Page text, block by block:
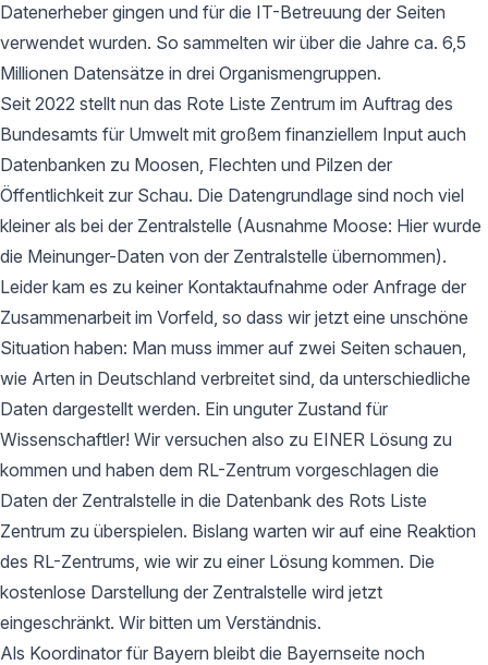
Datenerheber gingen und für die IT-Betreuung der Seiten
verwendet wurden. So sammelten wir über die Jahre ca. 6,5
Millionen Datensätze in drei Organismengruppen.
Seit 2022 stellt nun das Rote Liste Zentrum im Auftrag des
Bundesamts für Umwelt mit großem finanziellem Input auch
Datenbanken zu Moosen, Flechten und Pilzen der
Öffentlichkeit zur Schau. Die Datengrundlage sind noch viel
kleiner als bei der Zentralstelle (Ausnahme Moose: Hier wurde
die Meinunger-Daten von der Zentralstelle übernommen).
Leider kam es zu keiner Kontaktaufnahme oder Anfrage der
Zusammenarbeit im Vorfeld, so dass wir jetzt eine unschöne
Situation haben: Man muss immer auf zwei Seiten schauen,
wie Arten in Deutschland verbreitet sind, da unterschiedliche
Daten dargestellt werden. Ein unguter Zustand für
Wissenschaftler! Wir versuchen also zu EINER Lösung zu
kommen und haben dem RL-Zentrum vorgeschlagen die
Daten der Zentralstelle in die Datenbank des Rots Liste
Zentrum zu überspielen. Bislang warten wir auf eine Reaktion
des RL-Zentrums, wie wir zu einer Lösung kommen. Die
kostenlose Darstellung der Zentralstelle wird jetzt
eingeschränkt. Wir bitten um Verständnis.
Als Koordinator für Bayern bleibt die Bayernseite noch